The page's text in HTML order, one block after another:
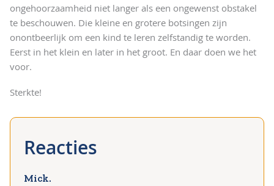
ongehoorzaamheid niet langer als een ongewenst obstakel
te beschouwen. Die kleine en grotere botsingen zijn
onontbeerlijk om een kind te leren zelfstandig te worden.
Eerst in het klein en later in het groot. En daar doen we het
voor.
Sterkte!
Mick.